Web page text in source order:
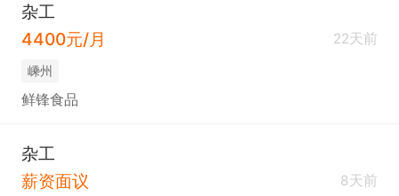
杂工
4400元/月
22天前
嵊州
鲜锋食品
杂工
薪资面议
8天前